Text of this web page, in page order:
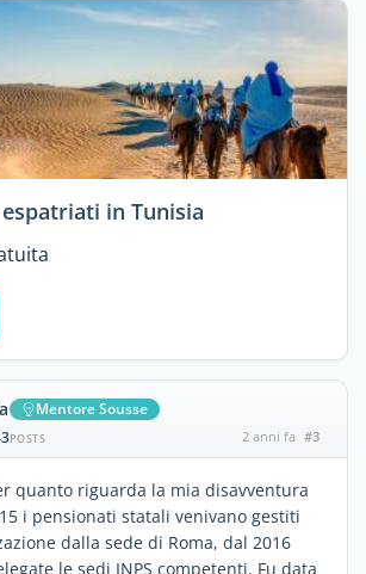
in Tunisia
Mentore Sousse
POSTS 2 anni fa #3
quanto riguarda la mia disavventura
i pensionati statali venivano gestiti
dalla sede di Roma, dal 2016
le sedi INPS competenti. Fu data